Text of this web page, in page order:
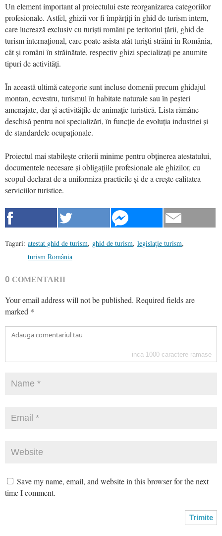
Un element important al proiectului este reorganizarea categoriilor
profesionale. Astfel, ghizii vor fi împărțiți în ghid de turism intern,
care lucrează exclusiv cu turiști români pe teritoriul țării, ghid de
turism internațional, care poate asista atât turiști străini în România,
cât și români în străinătate, respectiv ghizi specializați pe anumite
tipuri de activități.
În această ultimă categorie sunt incluse domenii precum ghidajul
montan, ecvestru, turismul în habitate naturale sau în peșteri
amenajate, dar și activitățile de animație turistică. Lista rămâne
deschisă pentru noi specializări, în funcție de evoluția industriei și
de standardele ocupaționale.
Proiectul mai stabilește criterii minime pentru obținerea atestatului,
documentele necesare și obligațiile profesionale ale ghizilor, cu
scopul declarat de a uniformiza practicile și de a crește calitatea
serviciilor turistice.
Taguri: atestat ghid de turism, ghid de turism, legislație turism,
turism România
0 COMENTARII
Your email address will not be published. Required fields are
marked *
inca 1000 caractere ramase
Save my name, email, and website in this browser for the next
time I comment.